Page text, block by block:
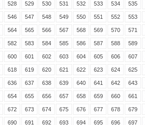
528 529 530 531 532 533 534 535
546 547 548 549 550 551 552 553
564 565 566 567 568 569 570 571
582 583 584 585 586 587 588 589
600 601 602 603 604 605 606 607
618 619 620 621 622 623 624 625
636 637 638 639 640 641 642 643
654 655 656 657 658 659 660 661
672 673 674 675 676 677 678 679
690 691 692 693 694 695 696 697